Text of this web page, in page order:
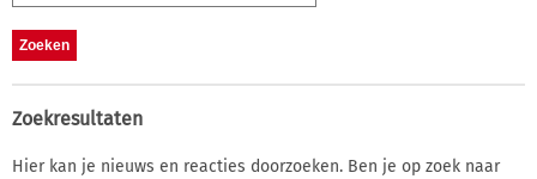
Zoekresultaten
Hier kan je nieuws en reacties doorzoeken. Ben je op zoek naar